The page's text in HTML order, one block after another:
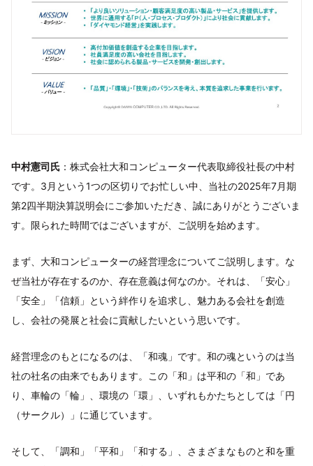
中村憲司氏 ：株式会社大和コンピューター代表取締役社長の中村
です。3月という1つの区切りでお忙しい中、当社の2025年7月期
第2四半期決算説明会にご参加いただき、誠にありがとうございま
す。限られた時間ではございますが、ご説明を始めます。
まず、大和コンピューターの経営理念についてご説明します。な
ぜ当社が存在するのか、存在意義は何なのか。それは、「安心」
「安全」「信頼」という絆作りを追求し、魅力ある会社を創造
し、会社の発展と社会に貢献したいという思いです。
経営理念のもとになるのは、「和魂」です。和の魂というのは当
社の社名の由来でもあります。この「和」は平和の「和」であ
り、車輪の「輪」、環境の「環」、いずれもかたちとしては「円
（サークル）」に通じています。
そして、「調和」「平和」「和する」、さまざまなものと和を重